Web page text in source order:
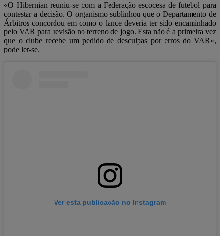
«O Hibernian reuniu-se com a Federação escocesa de futebol para
contestar a decisão. O organismo sublinhou que o Departamento de
Árbitros concordou em como o lance deveria ter sido encaminhado
pelo VAR para revisão no terreno de jogo. Esta não é a primeira vez
que o clube recebe um pedido de desculpas por erros do VAR»,
pode ler-se.
Ver esta publicação no Instagram